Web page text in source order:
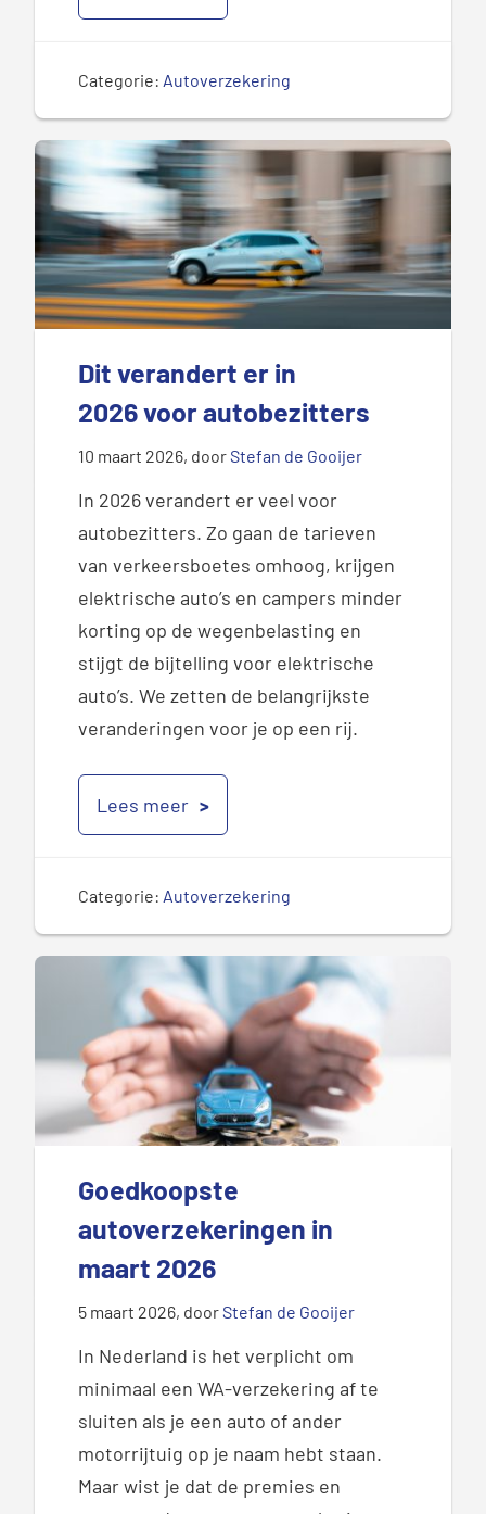
Categorie: Autoverzekering
Dit verandert er in
2026 voor autobezitters
10 maart 2026, doorStefan de Gooijer
In 2026 verandert er veel voor
autobezitters. Zo gaan de tarieven
van verkeersboetes omhoog, krijgen
elektrische auto’s en campers minder
korting op de wegenbelasting en
stijgt de bijtelling voor elektrische
auto’s.We zetten de belangrijkste
veranderingen voor je op een rij.
Lees meer
Categorie: Autoverzekering
Goedkoopste
autoverzekeringen in
maart 2026
5 maart 2026, doorStefan de Gooijer
In Nederland is het verplicht om
minimaal een WA-verzekering af te
sluiten als je een auto of ander
motorrijtuig op je naam hebt staan.
Maar wist je dat de premies en